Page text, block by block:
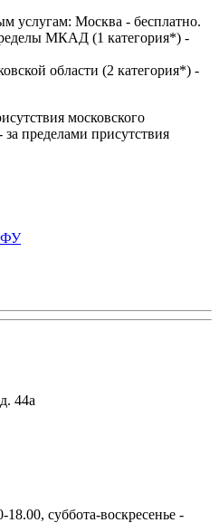
услугам: Москва - бесплатно.
МКАД (1 категория*) -
области (2 категория*) -
московского
пределами присутствия
44а
суббота-воскресенье -